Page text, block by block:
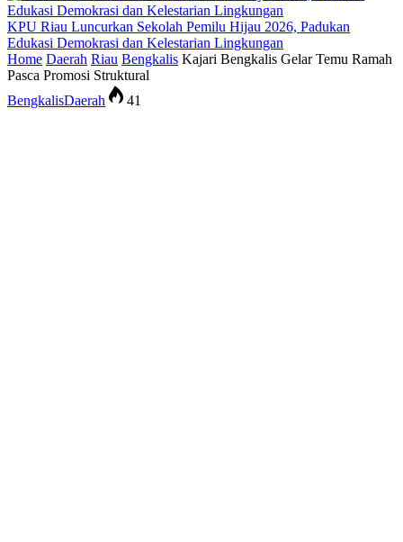
KPU Riau Luncurkan Sekolah Pemilu Hijau 2026, Padukan
Edukasi Demokrasi dan Kelestarian Lingkungan
Home Daerah Riau Bengkalis Kajari Bengkalis Gelar Temu Ramah
Pasca Promosi Struktural
BengkalisDaerah 41